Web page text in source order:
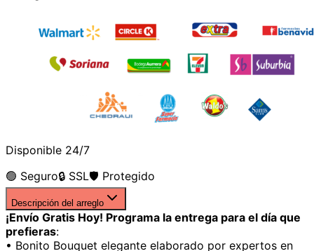
Disponible 24/7
🟢 Seguro🔒 SSL🛡️ Protegido
Descripción del arreglo
¡Envío Gratis Hoy! Programa la entrega para el día que
prefieras:
• Bonito Bouquet elegante elaborado por expertos en